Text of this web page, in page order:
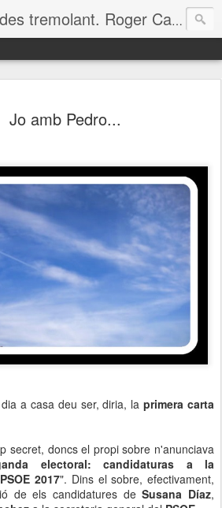
Petites gotes fredes tremolant. Roger Casero Gumbau. Girona
Jo amb Pedro...
a casa deu ser, diria, laprimera carta
secret, doncs el propi sobre n'anunciava
electoral: candidaturas a la
2017". Dins el sobre, efectivament,
de els candidatures deSusana Díaz,